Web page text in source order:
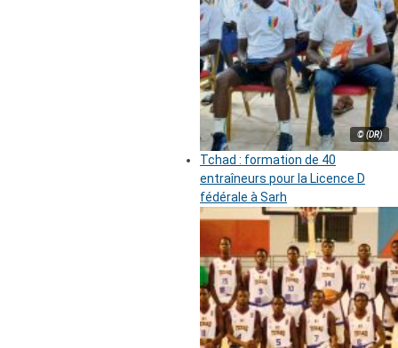
© (DR)
Tchad : formation de 40
entraîneurs pour la Licence D
fédérale à Sarh